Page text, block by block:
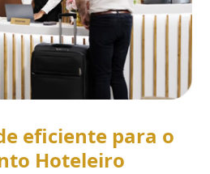
eficiente para o
Hoteleiro